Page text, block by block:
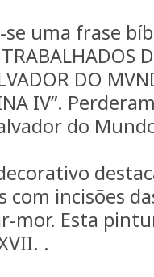
se uma frase
DO
IV”.
do
com incisões
mor. Esta
.